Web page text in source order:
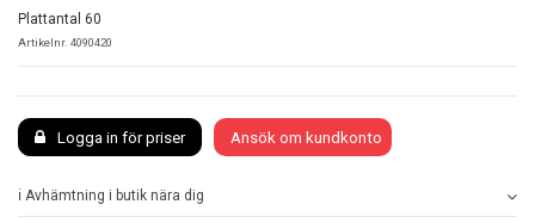
Plattantal 60
Artikelnr. 4090420
Logga in för priser Ansök om kundkonto
ℹ️ Avhämtning i butik nära dig